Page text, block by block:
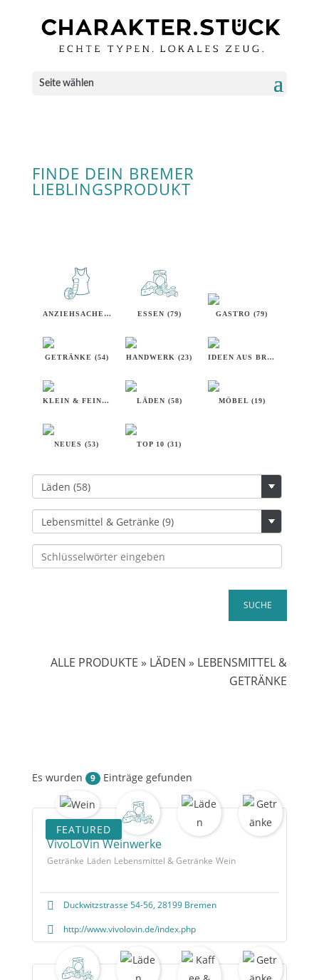
Seite wählen
FINDE DEIN BREMER
LIEBLINGSPRODUKT
ANZIEHSACHEN (40) ESSEN (79) GASTRO (79)
GETRÄNKE (54) HANDWERK (23) IDEEN AUS BREMEN (32)
KLEIN & FEIN (18) LÄDEN (58) MÖBEL (19)
NEUES (53) TOP 10 (31)
ALLE PRODUKTE » LÄDEN » LEBENSMITTEL &
GETRÄNKE
Es wurden 9 Einträge gefunden
FEATURED
VivoLoVin Weinwerke
Getränke Läden Lebensmittel & Getränke Wein
Duckwitzstrasse 54-56, 28199 Bremen
http://www.vivolovin.de/index.php